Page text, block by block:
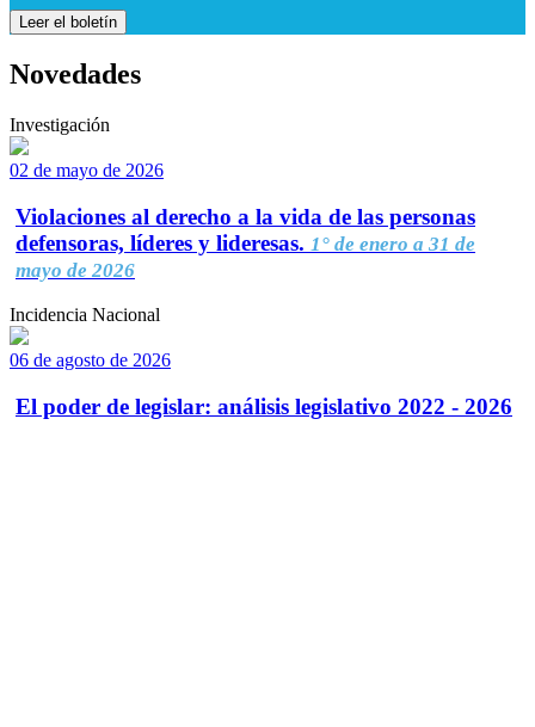
Leer el boletín
Novedades
Investigación
02 de mayo de 2026
Violaciones al derecho a la vida de las personas
defensoras, líderes y lideresas. 1° de enero a 31 de
mayo de 2026
Incidencia Nacional
06 de agosto de 2026
El poder de legislar: análisis legislativo 2022 - 2026